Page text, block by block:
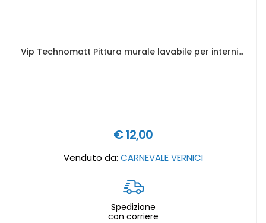
Vip Technomatt Pittura murale lavabile per interni - Formato in litri: 1 lt
€ 12,00
Venduto da: CARNEVALE VERNICI
Spedizione
con corriere